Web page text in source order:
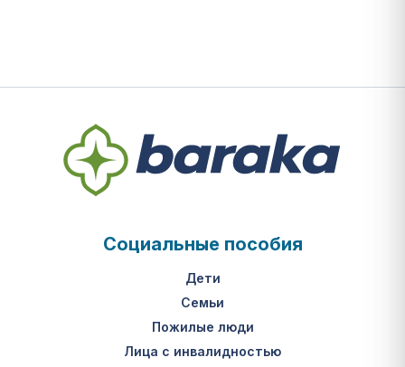
Социальные пособия
Дети
Семьи
Пожилые люди
Лица с инвалидностью